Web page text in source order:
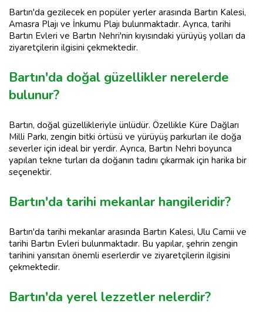
Bartın'da gezilecek en popüler yerler arasında Bartın Kalesi,
Amasra Plajı ve İnkumu Plajı bulunmaktadır. Ayrıca, tarihi
Bartın Evleri ve Bartın Nehri'nin kıyısındaki yürüyüş yolları da
ziyaretçilerin ilgisini çekmektedir.
Bartın'da doğal güzellikler nerelerde
bulunur?
Bartın, doğal güzellikleriyle ünlüdür. Özellikle Küre Dağları
Milli Parkı, zengin bitki örtüsü ve yürüyüş parkurları ile doğa
severler için ideal bir yerdir. Ayrıca, Bartın Nehri boyunca
yapılan tekne turları da doğanın tadını çıkarmak için harika bir
seçenektir.
Bartın'da tarihi mekanlar hangileridir?
Bartın'da tarihi mekanlar arasında Bartın Kalesi, Ulu Camii ve
tarihi Bartın Evleri bulunmaktadır. Bu yapılar, şehrin zengin
tarihini yansıtan önemli eserlerdir ve ziyaretçilerin ilgisini
çekmektedir.
Bartın'da yerel lezzetler nelerdir?